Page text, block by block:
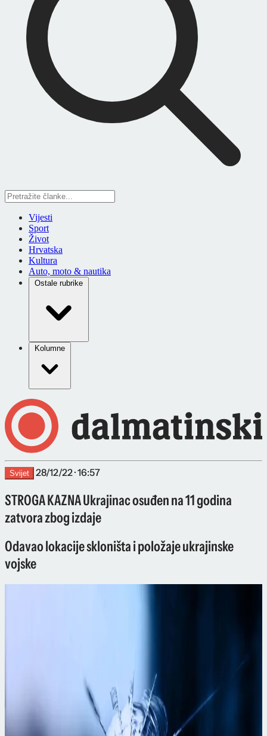
Vijesti
Sport
Život
Hrvatska
Kultura
Auto, moto & nautika
Ostale rubrike
Kolumne
Svijet 28/12/22 · 16:57
STROGA KAZNA Ukrajinac osuđen na 11 godina
zatvora zbog izdaje
Odavao lokacije skloništa i položaje ukrajinske
vojske